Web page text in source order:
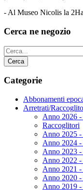
- Al Museo Nicolis la
Cerca ne negozio
Categorie
Abbonamenti
Arretrati/
Anno 2026
Raccoglitori
Anno 2025
Anno 2024
Anno 2023
Anno 2022
Anno 2021
Anno 2020
Anno 2019